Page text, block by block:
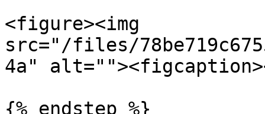
<figure><img
src="/files/
4a"
{% endstep %}